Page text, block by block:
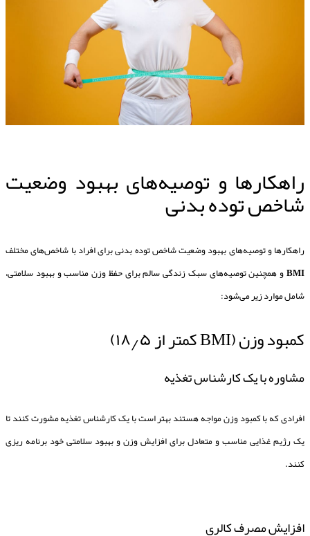
راهکارها و توصیه‌های بهبود وضعیت
شاخص توده بدنی
راهکارها و توصیه‌های بهبود وضعیت شاخص توده بدنی برای افراد با شاخص‌های مختلف
BMIو همچنین توصیه‌های سبک زندگی سالم برای حفظ وزن مناسب و بهبود سلامتی،
شامل موارد زیر می‌شود:
کمبود وزن (BMI کمتر از ۱۸٫۵)
مشاوره با یک کارشناس تغذیه
افرادی که با کمبود وزن مواجه هستند بهتر است با یک کارشناس تغذیه مشورت کنند تا
یک رژیم غذایی مناسب و متعادل برای افزایش وزن و بهبود سلامتی خود برنامه ریزی
کنند.
افزایش مصرف کالری